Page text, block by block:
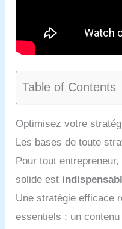
Table of Contents
Optimisez votre
Les bases de toute
Pour tout entrepreneur,
solide est
Une stratégie efficace
essentiels : un